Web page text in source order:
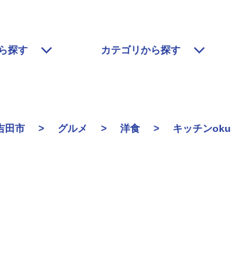
探す カテゴリから探す
田市 グルメ 洋食 キッチンoku